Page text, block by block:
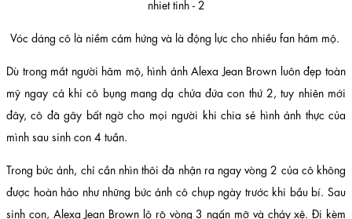
Vóc dáng cô là niềm cảm hứng và là động lực cho nhiều fan hâm mộ.
Dù trong mắt người hâm mộ, hình ảnh Alexa Jean Brown luôn đẹp toàn
mỹ ngay cả khi cô bụng mang dạ chửa đứa con thứ 2, tuy nhiên mới
đây, cô đã gây bất ngờ cho mọi người khi chia sẻ hình ảnh thực của
mình sau sinh con 4 tuần.
Trong bức ảnh, chỉ cần nhìn thôi đã nhận ra ngay vòng 2 của cô không
được hoàn hảo như những bức ảnh cô chụp ngày trước khi bầu bí. Sau
sinh con, Alexa Jean Brown lộ rõ vòng 3 ngấn mỡ và chảy xệ. Đi kèm